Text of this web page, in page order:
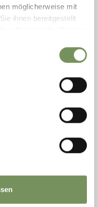
möglicherweise mit
ihnen bereitgestellt
Charakter der